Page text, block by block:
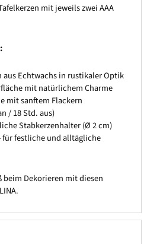
mit jeweils zwei AAA
aus Echtwachs in rustikaler Optik
mit natürlichem Charme
mit sanftem Flackern
/ 18 Std. aus)
Stabkerzenhalter (Ø 2 cm)
für festliche und alltägliche
beim Dekorieren mit diesen